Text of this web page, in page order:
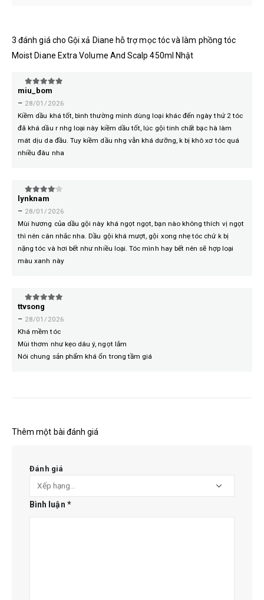
3 đánh giá choGội xả Diane hỗ trợ mọc tóc và làm phồng tóc
Moist Diane Extra Volume And Scalp 450ml Nhật
5trên 5
miu_bom
– 28/01/2026
Kiềm dầu khá tốt, bình thường mình dùng loại khác đến ngày thứ 2 tóc
đã khá dầu r nhg loại này kiềm dầu tốt, lúc gội tinh chất bạc hà làm
mát dịu da đầu. Tuy kiềm dầu nhg vẫn khá dưỡng, k bị khô xơ tóc quá
nhiều đâu nha
4 trên 5
lynknam
– 28/01/2026
Mùi hương của dầu gội này khá ngọt ngọt, bạn nào không thích vị ngọt
thì nên cân nhắc nha. Dầu gội khá mượt, gội xong nhẹ tóc chứ k bị
nặng tóc và hơi bết như nhiều loại. Tóc mình hay bết nên sẽ hợp loại
màu xanh này
5trên 5
ttvsong
– 28/01/2026
Khá mềm tóc
Mùi thơm như kẹo dâu ý, ngọt lắm
Nói chung sản phẩm khá ổn trong tầm giá
Thêm một bài đánh giá
Đánh giá
Bình luận *